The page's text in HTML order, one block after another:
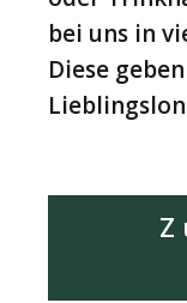
bei uns in
Diese